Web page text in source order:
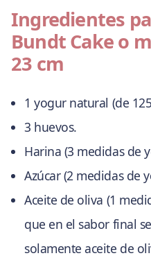
Ingredientes
Bundt Cake o
23 cm
1 yogur natural (de
3 huevos.
Harina (3 medidas de
Azúcar (2 medidas de
Aceite de oliva (1
que en el sabor final
solamente aceite de